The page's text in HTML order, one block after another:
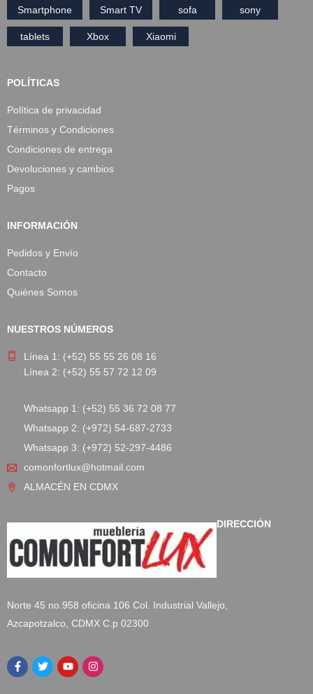
Smartphone Smart TV sofa sony
tablets Xbox Xiaomi
POLÍTICAS
Política de privacidad
Términos y Condiciones
Condiciones de entrega
Devoluciones y cambios
Pagos
INFORMACIÓN
Pedidos y Envío
Contacto
Quiénes Somos
NUESTROS NÚMEROS
Línea 1: (+52) 55 55 26 08 16
Línea 2: (+52) 55 57 72 12 09
Whatsapp 1: (+52) 55 36 72 08 77
Whatsapp 2: (+972) 54-687-2733
Whatsapp 3: (+972) 52-297-4486
comonfortlux@hotmail.com
ALMACÉN EN CDMX
DIRECCIÓN
Norte 45 no.958 oficina 106 Col. Industrial Vallejo,
Azcapotzalco, CDMX C.p 02300